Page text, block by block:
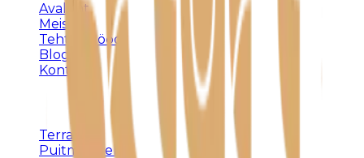
Avaleht
Meist
Tehtud tööd
Blogi
Kontakt
TEENUSED
Terrassid
Puitmööbel